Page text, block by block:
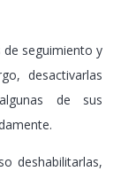
de seguimiento y
desactivarlas
de sus
deshabilitarlas,